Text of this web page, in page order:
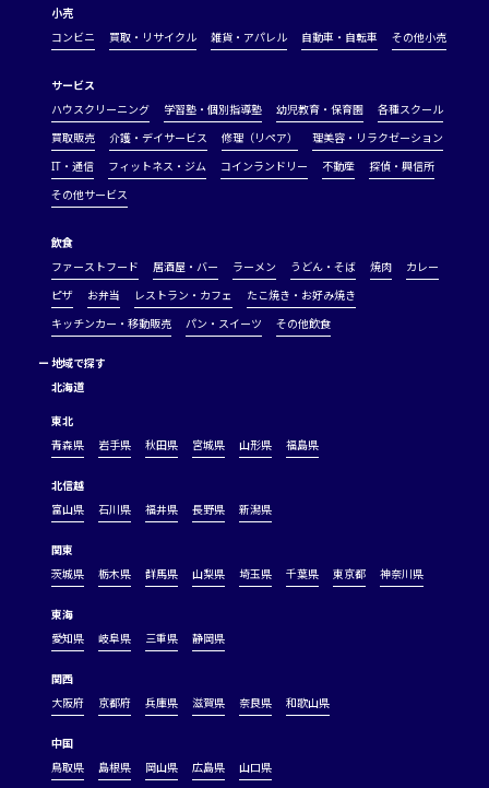
小売
コンビニ
買取・リサイクル 雑貨・アパレル 自動車・自転車 その他小売
サービス
ハウスクリーニング
学習塾・個別指導塾 幼児教育・保育園
各種スクール
買取販売
介護・デイサービス 修理（リペア）
理美容・リラクゼーション
IT・通信
フィットネス・ジム コインランドリー 不動産
探偵・興信所
その他サービス
飲食
ファーストフード
居酒屋・バー ラーメン うどん・そば 焼肉
カレー
ピザ
お弁当 レストラン・カフェ
たこ焼き・お好み焼き
キッチンカー・移動販売
パン・スイーツ その他飲食
ー 地域で探す
北海道
東北
青森県
岩手県 秋田県 宮城県 山形県 福島県
北信越
富山県
石川県 福井県 長野県 新潟県
関東
茨城県
栃木県 群馬県 山梨県 埼玉県 千葉県 東京都 神奈川県
東海
愛知県
岐阜県 三重県 静岡県
関西
大阪府
京都府 兵庫県 滋賀県 奈良県 和歌山県
中国
鳥取県
島根県 岡山県 広島県 山口県